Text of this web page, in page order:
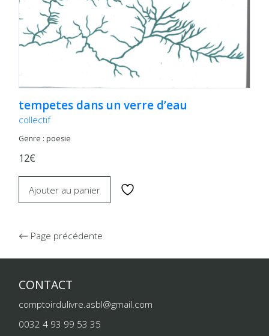
tempetes dans un verre d’eau
collectif
Genre : poesie
12€
Ajouter au panier
Page précédente
CONTACT
comptoirdulivre.asbl@gmail.com
0032 4 93 99 53 35